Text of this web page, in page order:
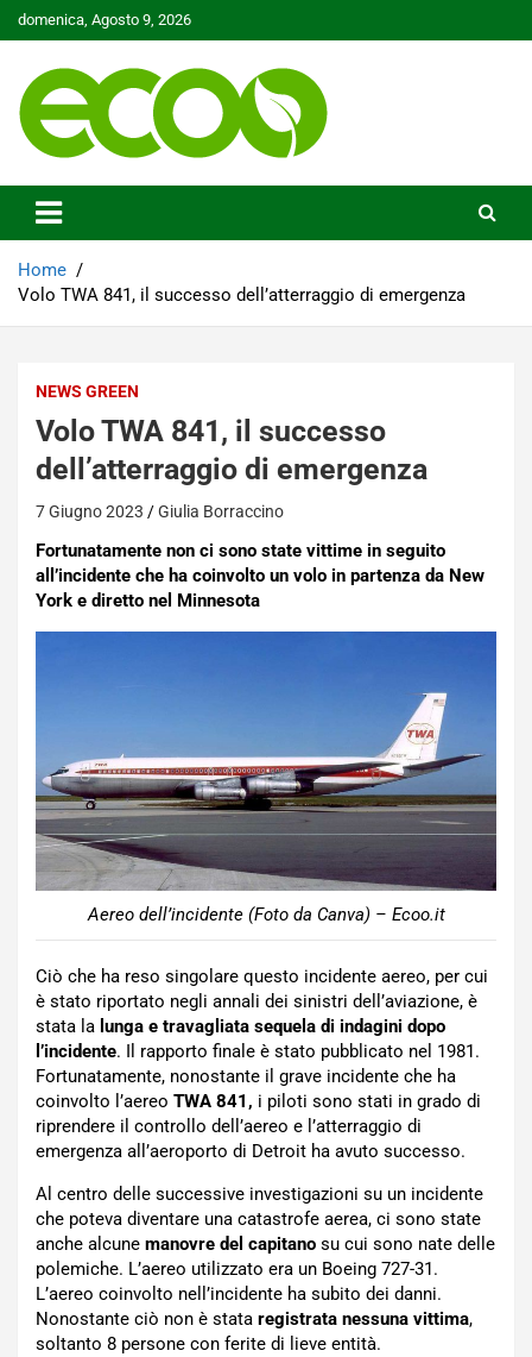
Skip
to
domenica, Agosto 9, 2026
Ecoo.it
Home
Volo TWA 841, il successo dell’atterraggio di emergenza
NEWS GREEN
Volo TWA 841, il successo
dell’atterraggio di emergenza
7 Giugno 2023 Giulia Borraccino
Fortunatamente non ci sono state vittime in seguito
all’incidente che ha coinvolto un volo in partenza da New
York e diretto nel Minnesota
Aereo dell’incidente (Foto da Canva) – Ecoo.it
Ciò che ha reso singolare questo incidente aereo, per cui
è stato riportato negli annali dei sinistri dell’aviazione, è
stata la lunga e travagliata sequela di indagini dopo
l’incidente. Il rapporto finale è stato pubblicato nel 1981.
Fortunatamente, nonostante il grave incidente che ha
coinvolto l’aereo TWA 841, i piloti sono stati in grado di
riprendere il controllo dell’aereo e l’atterraggio di
emergenza all’aeroporto di Detroit ha avuto successo.
Al centro delle successive investigazioni su un incidente
che poteva diventare una catastrofe aerea, ci sono state
anche alcune manovre del capitano su cui sono nate delle
polemiche. L’aereo utilizzato era un Boeing 727-31.
L’aereo coinvolto nell’incidente ha subito dei danni.
Nonostante ciò non è stata registrata nessuna vittima,
soltanto 8 persone con ferite di lieve entità.